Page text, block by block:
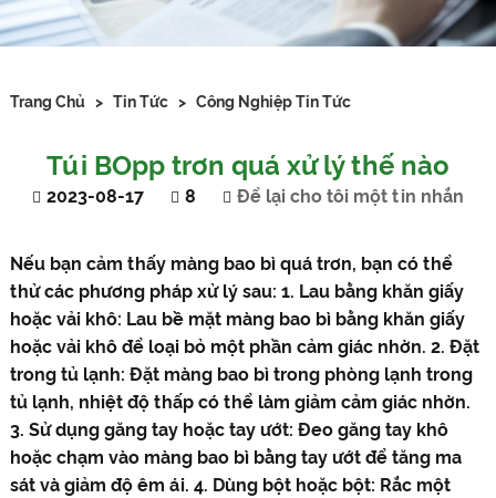
Trang Chủ > Tin Tức > Công Nghiệp Tin Tức
Túi BOpp trơn quá xử lý thế nào
2023-08-17 8 Để lại cho tôi một tin nhắn
Nếu bạn cảm thấy màng bao bì quá trơn, bạn có thể
thử các phương pháp xử lý sau: 1. Lau bằng khăn giấy
hoặc vải khô: Lau bề mặt màng bao bì bằng khăn giấy
hoặc vải khô để loại bỏ một phần cảm giác nhờn. 2. Đặt
trong tủ lạnh: Đặt màng bao bì trong phòng lạnh trong
tủ lạnh, nhiệt độ thấp có thể làm giảm cảm giác nhờn.
3. Sử dụng găng tay hoặc tay ướt: Đeo găng tay khô
hoặc chạm vào màng bao bì bằng tay ướt để tăng ma
sát và giảm độ êm ái. 4. Dùng bột hoặc bột: Rắc một